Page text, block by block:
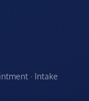
· Intake